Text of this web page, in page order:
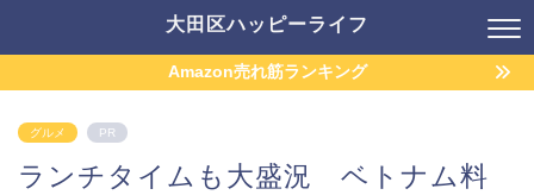
大田区ハッピーライフ
Amazon売れ筋ランキング
グルメ PR
ランチタイムも大盛況 ベトナム料